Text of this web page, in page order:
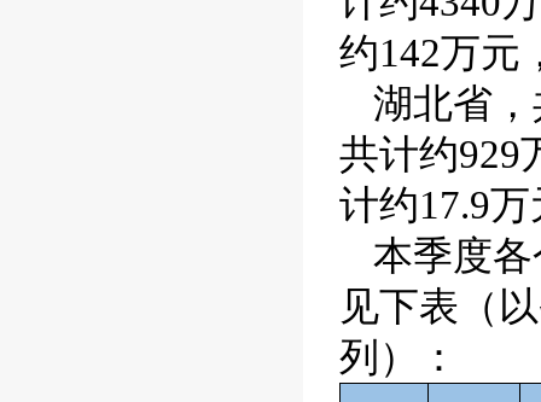
约142万元
湖北省
共计约929
计约17.9万
本季度
见下表（
列）：